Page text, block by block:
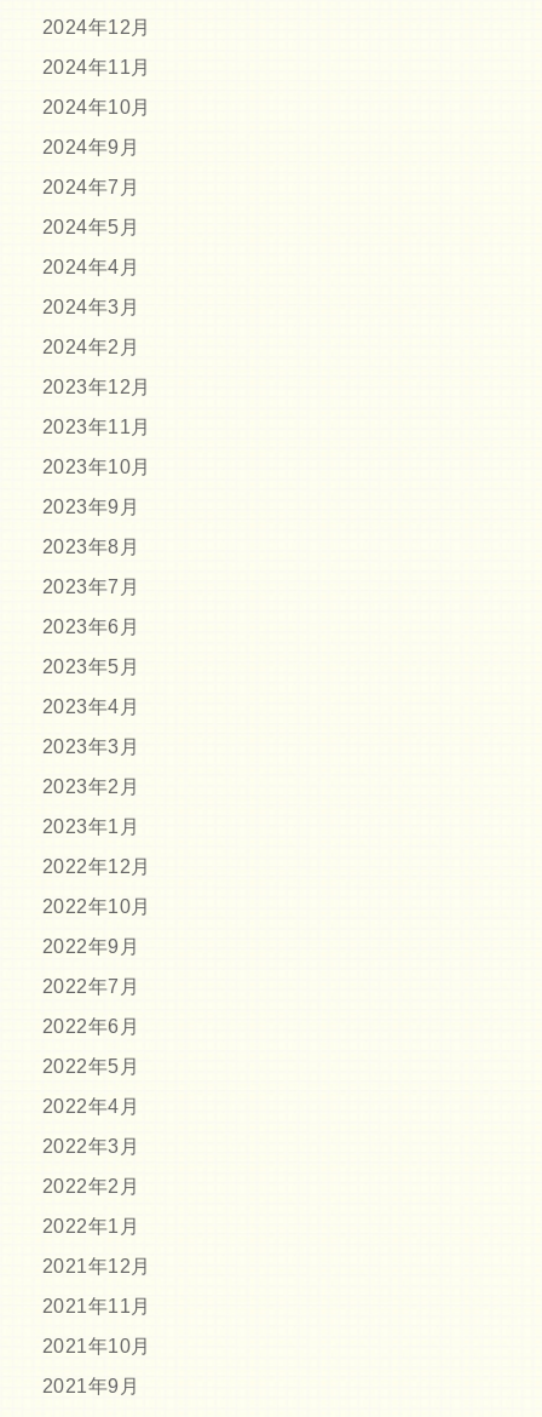
2024年12月
2024年11月
2024年10月
2024年9月
2024年7月
2024年5月
2024年4月
2024年3月
2024年2月
2023年12月
2023年11月
2023年10月
2023年9月
2023年8月
2023年7月
2023年6月
2023年5月
2023年4月
2023年3月
2023年2月
2023年1月
2022年12月
2022年10月
2022年9月
2022年7月
2022年6月
2022年5月
2022年4月
2022年3月
2022年2月
2022年1月
2021年12月
2021年11月
2021年10月
2021年9月